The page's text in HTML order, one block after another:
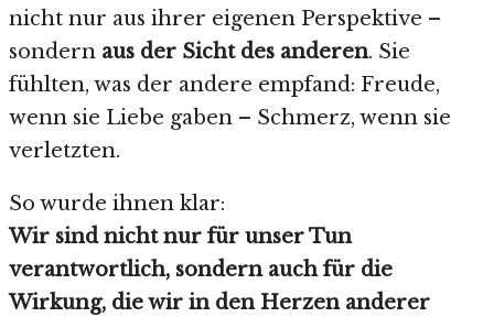
nicht nur aus ihrer eigenen Perspektive –
sondern aus der Sicht des anderen. Sie
fühlten, was der andere empfand: Freude,
wenn sie Liebe gaben – Schmerz, wenn sie
verletzten.
So wurde ihnen klar:
Wir sind nicht nur für unser Tun
verantwortlich, sondern auch für die
Wirkung, die wir in den Herzen anderer